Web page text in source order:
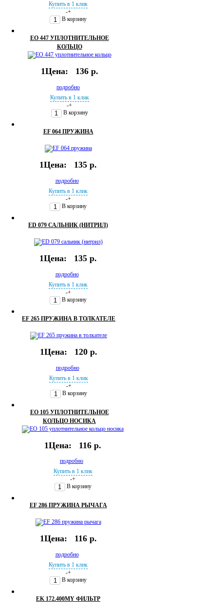
Купить в 1 клик
-+
В корзину
ЕО 447 УПЛОТНИТЕЛЬНОЕ
КОЛЬЦО
1Цена: 136 р.
подробно
Купить в 1 клик
-+
В корзину
ЕF 064 ПРУЖИНА
1Цена: 135 р.
подробно
Купить в 1 клик
-+
В корзину
ED 079 САЛЬНИК (НИТРИЛ)
1Цена: 135 р.
подробно
Купить в 1 клик
-+
В корзину
EF 265 ПРУЖИНА В ТОЛКАТЕЛЕ
1Цена: 120 р.
подробно
Купить в 1 клик
-+
В корзину
ЕО 105 УПЛОТНИТЕЛЬНОЕ
КОЛЬЦО НОСИКА
1Цена: 116 р.
подробно
Купить в 1 клик
-+
В корзину
EF 286 ПРУЖИНА РЫЧАГА
1Цена: 116 р.
подробно
Купить в 1 клик
-+
В корзину
EK 172.400MY ФИЛЬТР